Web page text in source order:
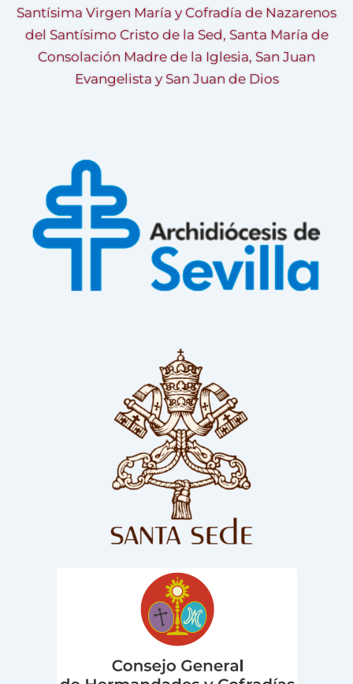
Santísima Virgen María y Cofradía de Nazarenos
del Santísimo Cristo de la Sed, Santa María de
Consolación Madre de la Iglesia, San Juan
Evangelista y San Juan de Dios